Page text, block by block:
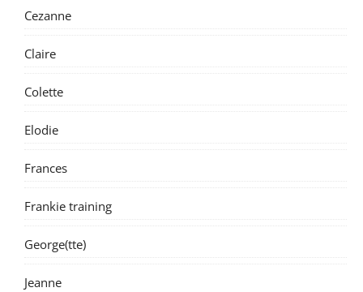
Cezanne
Claire
Colette
Elodie
Frances
Frankie training
George(tte)
Jeanne